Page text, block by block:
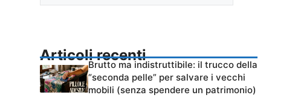
Articoli recenti
Brutto ma indistruttibile: il trucco della
“seconda pelle” per salvare i vecchi
mobili (senza spendere un patrimonio)